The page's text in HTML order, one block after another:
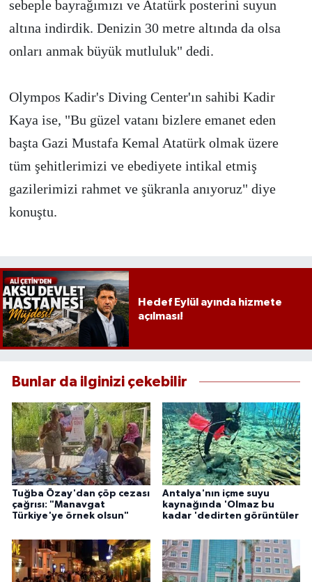
sebeple bayrağımızı ve Atatürk posterini suyun
altına indirdik. Denizin 30 metre altında da olsa
onları anmak büyük mutluluk" dedi.
Olympos Kadir's Diving Center'ın sahibi Kadir
Kaya ise, "Bu güzel vatanı bizlere emanet eden
başta Gazi Mustafa Kemal Atatürk olmak üzere
tüm şehitlerimizi ve ebediyete intikal etmiş
gazilerimizi rahmet ve şükranla anıyoruz" diye
konuştu.
Hedef Eylül ayında hizmete
açılması!
Bunlar da ilginizi çekebilir
Tuğba Özay'dan çöp cezası
çağrısı: "Manavgat
Türkiye'ye örnek olsun"
Antalya'nın içme suyu
kaynağında 'Olmaz bu
kadar 'dedirten görüntüler